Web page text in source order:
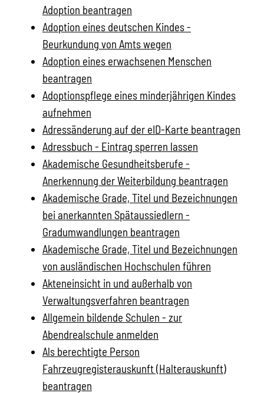
Adoption beantragen
Adoption eines deutschen Kindes -
Beurkundung von Amts wegen
Adoption eines erwachsenen Menschen
beantragen
Adoptionspflege eines minderjährigen Kindes
aufnehmen
Adressänderung auf der eID-Karte beantragen
Adressbuch - Eintrag sperren lassen
Akademische Gesundheitsberufe -
Anerkennung der Weiterbildung beantragen
Akademische Grade, Titel und Bezeichnungen
bei anerkannten Spätaussiedlern -
Gradumwandlungen beantragen
Akademische Grade, Titel und Bezeichnungen
von ausländischen Hochschulen führen
Akteneinsicht in und außerhalb von
Verwaltungsverfahren beantragen
Allgemein bildende Schulen - zur
Abendrealschule anmelden
Als berechtigte Person
Fahrzeugregisterauskunft (Halterauskunft)
beantragen